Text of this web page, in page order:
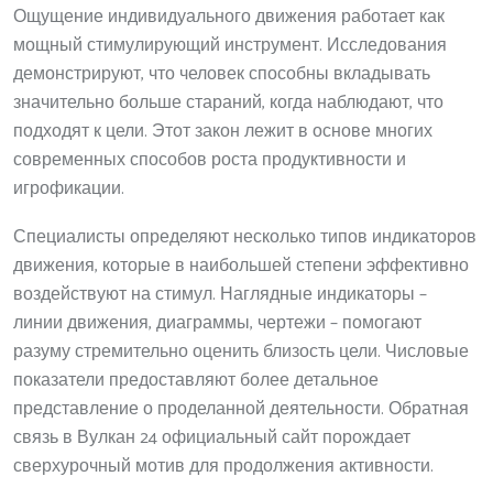
Ощущение индивидуального движения работает как
мощный стимулирующий инструмент. Исследования
демонстрируют, что человек способны вкладывать
значительно больше стараний, когда наблюдают, что
подходят к цели. Этот закон лежит в основе многих
современных способов роста продуктивности и
игрофикации.
Специалисты определяют несколько типов индикаторов
движения, которые в наибольшей степени эффективно
воздействуют на стимул. Наглядные индикаторы –
линии движения, диаграммы, чертежи – помогают
разуму стремительно оценить близость цели. Числовые
показатели предоставляют более детальное
представление о проделанной деятельности. Обратная
связь в Вулкан 24 официальный сайт порождает
сверхурочный мотив для продолжения активности.